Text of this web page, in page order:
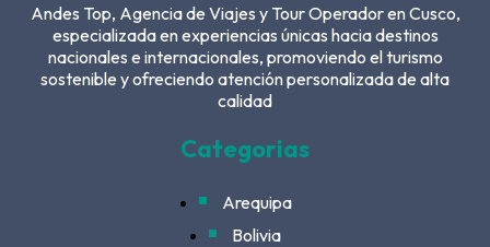
Andes Top, Agencia de Viajes y Tour Operador en Cusco,
especializada en experiencias únicas hacia destinos
nacionales e internacionales, promoviendo el turismo
sostenible y ofreciendo atención personalizada de alta
calidad
Categorias
Arequipa
Bolivia